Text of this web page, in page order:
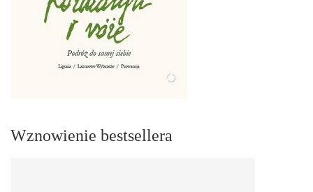
Wznowienie bestsellera